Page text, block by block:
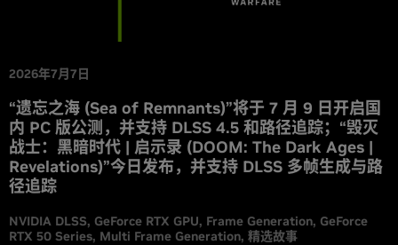
2026年7月7日
“遗忘之海 (Sea of Remnants)”将于 7 月 9 日开启国
内 PC 版公测，并支持 DLSS 4.5 和路径追踪；“毁灭
战士：黑暗时代 | 启示录 (DOOM: The Dark Ages |
Revelations)”今日发布，并支持 DLSS 多帧生成与路
径追踪
NVIDIA DLSS GeForce RTX GPU Frame Generation GeForce
RTX 50 Series Multi Frame Generation 精选故事